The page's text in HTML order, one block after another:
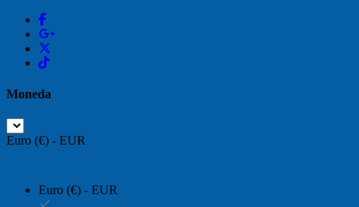
Moneda
Euro (€) - EUR
Euro (€) - EUR